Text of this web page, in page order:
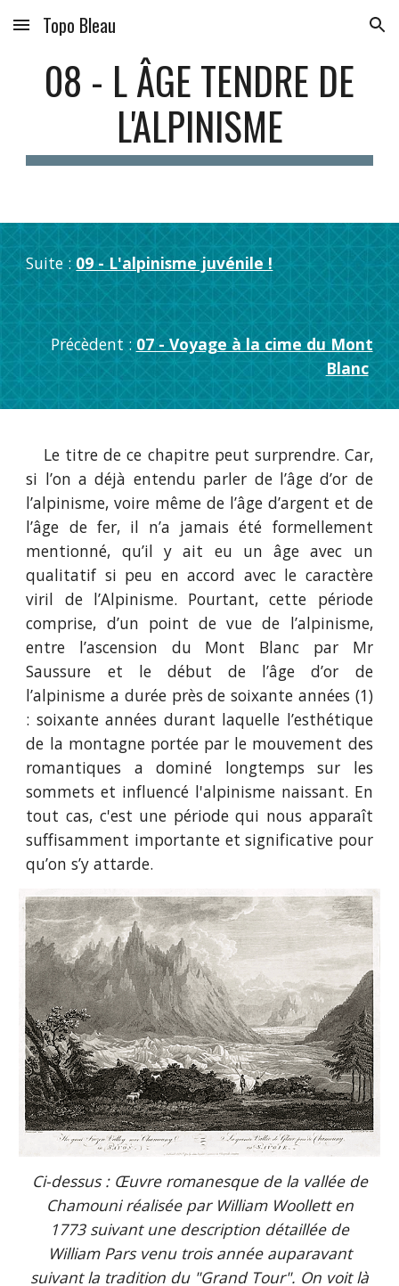
Skip to main content Skip to navigation
Topo Bleau
08 - L ÂGE TENDRE DE
L'ALPINISME
Suite : 09 - L'alpinisme juvénile !
Précèdent : 07 - Voyage à la cime du Mont
Blanc
Le titre de ce chapitre peut surprendre. Car,
si l’on a déjà entendu parler de l’âge d’or de
l’alpinisme, voire même de l’âge d’argent et de
l’âge de fer, il n’a jamais été formellement
mentionné, qu’il y ait eu un âge avec un
qualitatif si peu en accord avec le caractère
viril de l’Alpinisme. Pourtant, cette période
comprise, d’un point de vue de l’alpinisme,
entre l’ascension du Mont Blanc par Mr
Saussure et le début de l’âge d’or de
l’alpinisme a durée près de soixante années (1)
: soixante années durant laquelle l’esthétique
de la montagne portée par le mouvement des
romantiques a dominé longtemps sur les
sommets et influencé l'alpinisme naissant. En
tout cas, c'est une période qui nous apparaît
suffisamment importante et significative pour
qu’on s’y attarde.
Ci-dessus : Œuvre romanesque de la vallée de
Chamouni réalisée par William Woollett en
1773 suivant une description détaillée de
William Pars venu trois année auparavant
suivant la tradition du "Grand Tour". On voit là